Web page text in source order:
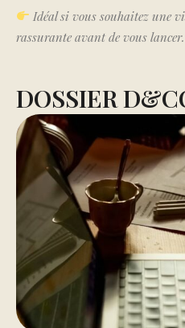
Idéal si vous souhaitez une
rassurante avant de vous lancer.
DOSSIER